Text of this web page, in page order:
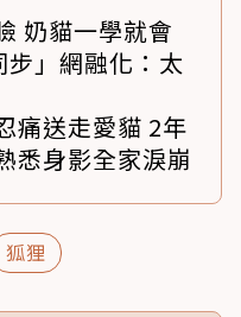
奶貓一學就會
步」網融化：太
痛送走愛貓 2年
悉身影全家淚崩
狐狸